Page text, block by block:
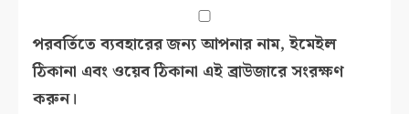
পরবর্তিতে ব্যবহারের জন্য আপনার নাম, ইমেইল
ঠিকানা এবং ওয়েব ঠিকানা এই ব্রাউজারে সংরক্ষণ
করুন।